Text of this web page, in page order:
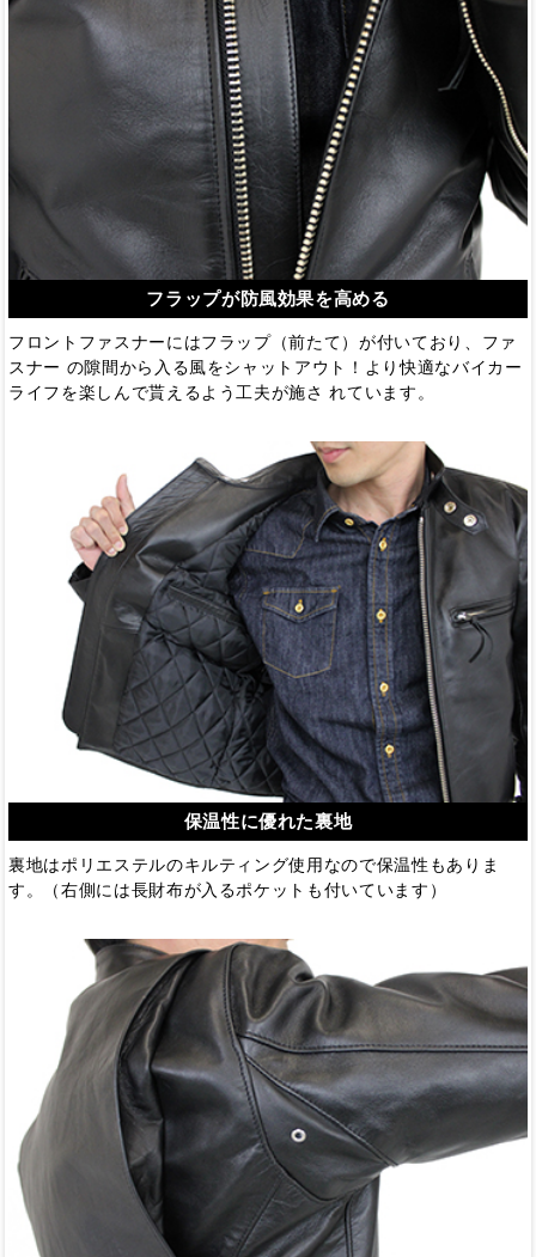
フラップが防風効果を高める
フロントファスナーにはフラップ（前たて）が付いており、ファ
スナー の隙間から入る風をシャットアウト！より快適なバイカー
ライフを楽しんで貰えるよう工夫が施さ れています。
保温性に優れた裏地
裏地はポリエステルのキルティング使用なので保温性もありま
す。（右側には長財布が入るポケットも付いています）